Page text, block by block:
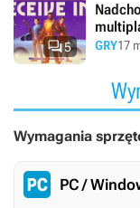
5 GRY17
Wymagania
PC /